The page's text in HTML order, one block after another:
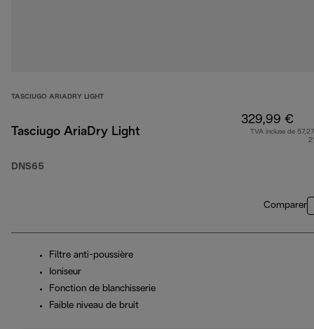
TASCIUGO ARIADRY LIGHT
Tasciugo AriaDry Light
DNS65
329,99 €
TVA incluse de
Comparer
Filtre anti-poussière
Ioniseur
Fonction de blanchisserie
Faible niveau de bruit